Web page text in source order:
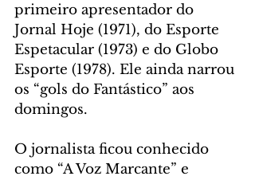
primeiro apresentador do
Jornal Hoje (1971), do Esporte
Espetacular (1973) e do Globo
Esporte (1978). Ele ainda narrou
os “gols do Fantástico” aos
domingos.
O jornalista ficou conhecido
como “A Voz Marcante” e